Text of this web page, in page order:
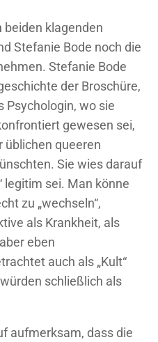
beiden klagenden
Stefanie Bode noch die
Stefanie Bode
der Broschüre,
Psychologin, wo sie
gewesen sei,
üblichen queeren
Sie wies darauf
legitim sei. Man könne
zu „wechseln“,
als Krankheit, als
eben
auch als „Kult“
schließlich als
aufmerksam, dass die